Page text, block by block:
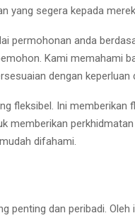
yang segera kepada
permohonan anda
Kami memahami
dengan keperluan
fleksibel. Ini memberikan
memberikan
difahami.
penting dan peribadi.